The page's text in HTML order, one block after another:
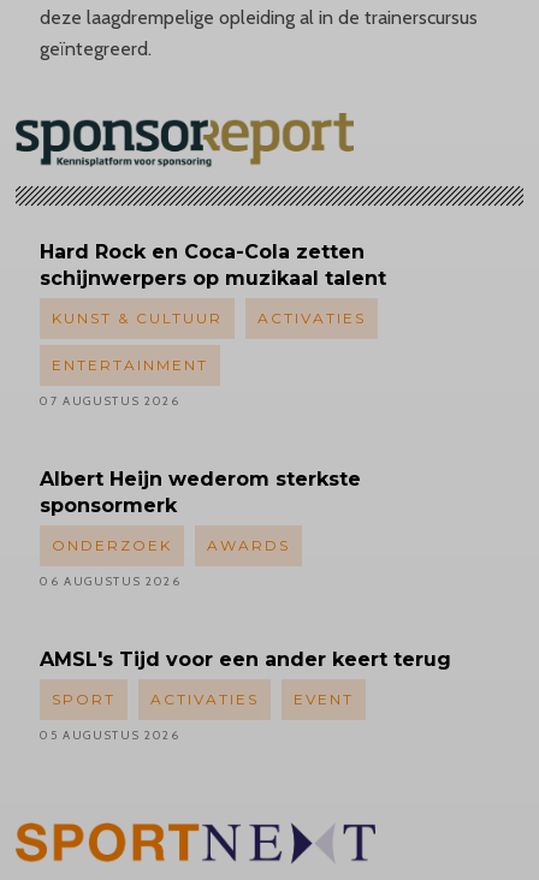
deze laagdrempelige opleiding al in de trainerscursus
geïntegreerd.
Hard Rock en Coca-Cola zetten
schijnwerpers op muzikaal talent
KUNST & CULTUUR ACTIVATIES
ENTERTAINMENT
07 AUGUSTUS 2026
Albert Heijn wederom sterkste
sponsormerk
ONDERZOEK AWARDS
06 AUGUSTUS 2026
AMSL's Tijd voor een ander keert terug
SPORT ACTIVATIES EVENT
05 AUGUSTUS 2026